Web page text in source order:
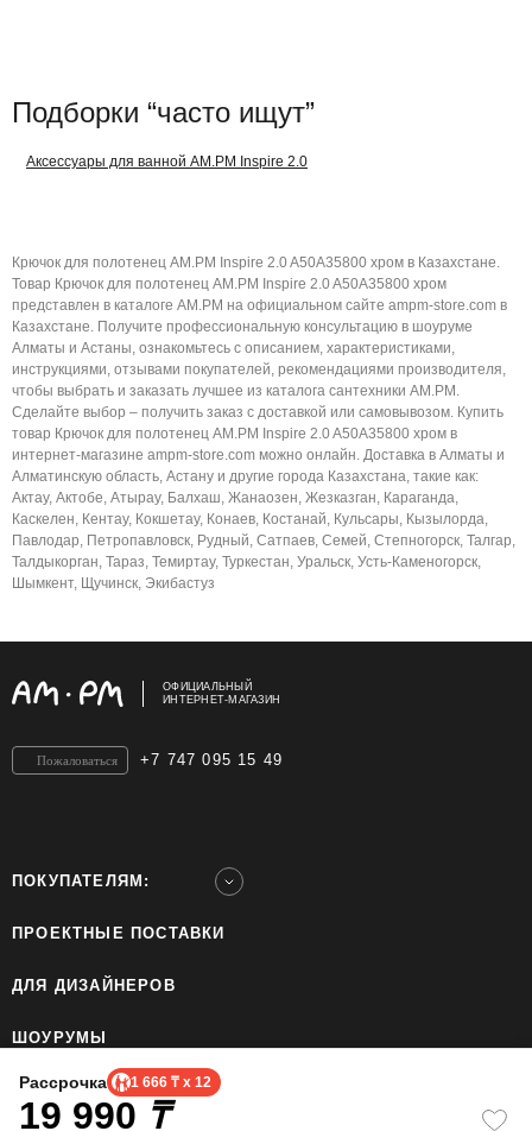
Рассрочка 1 666 ₸ x 12
19 990 ₸
Подборки “часто ищут”
Аксессуары для ванной AM.PM Inspire 2.0
Крючок для полотенец AM.PM Inspire 2.0 A50A35800 хром в Казахстане.
Товар Крючок для полотенец AM.PM Inspire 2.0 A50A35800 хром
представлен в каталоге AM.PM на официальном сайте ampm-store.com в
Казахстане. Получите профессиональную консультацию в шоуруме
Алматы и Астаны, ознакомьтесь с описанием, характеристиками,
инструкциями, отзывами покупателей, рекомендациями производителя,
чтобы выбрать и заказать лучшее из каталога сантехники AM.PM.
Сделайте выбор – получить заказ с доставкой или самовывозом. Купить
товар Крючок для полотенец AM.PM Inspire 2.0 A50A35800 хром в
интернет-магазине ampm-store.com можно онлайн. Доставка в Алматы и
Алматинскую область, Астану и другие города Казахстана, такие как:
Актау, Актобе, Атырау, Балхаш, Жанаозен, Жезказган, Караганда,
Каскелен, Кентау, Кокшетау, Конаев, Костанай, Кульсары, Кызылорда,
Павлодар, Петропавловск, Рудный, Сатпаев, Семей, Степногорск, Талгар,
Талдыкорган, Тараз, Темиртау, Туркестан, Уральск, Усть-Каменогорск,
Шымкент, Щучинск, Экибастуз
ОФИЦИАЛЬНЫЙ
ИНТЕРНЕТ-МАГАЗИН
+7 747 095 15 49
Пожаловаться
ПОКУПАТЕЛЯМ:
ПРОЕКТНЫЕ ПОСТАВКИ
ДЛЯ ДИЗАЙНЕРОВ
ШОУРУМЫ
ТОО «Home Ecology Center (Хоум Иколэджи Сэнтэ)», БИН: 190640023562. Все права